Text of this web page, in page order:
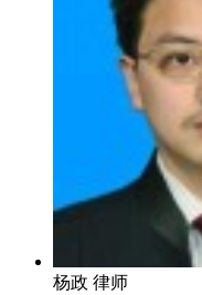
杨政 律师